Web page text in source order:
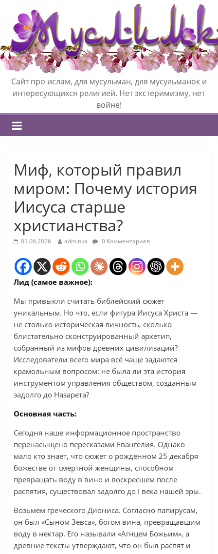
Сайт про ислам, для мусульман, для мусульманок и
интересующихся религией. Нет экстеримизму, нет
войне!
Миф, который правил
миром: Почему история
Иисуса старше
христианства?
03.06.2026 adminka 0 Комментариев
Лид (самое важное):
Мы привыкли считать библейский сюжет
уникальным. Но что, если фигура Иисуса Христа —
не столько историческая личность, сколько
блистательно сконструированный архетип,
собранный из мифов древних цивилизаций?
Исследователи всего мира всё чаще задаются
крамольным вопросом: не была ли эта история
инструментом управления обществом, созданным
задолго до Назарета?
Основная часть:
Сегодня наше информационное пространство
перенасыщено пересказами Евангелия. Однако
мало кто знает, что сюжет о рожденном 25 декабря
божестве от смертной женщины, способном
превращать воду в вино и воскресшем после
распятия, существовал задолго до I века нашей эры.
Возьмем греческого Диониса. Согласно папирусам,
он был «Сыном Зевса», богом вина, превращавшим
воду в нектар. Его называли «Агнцем Божьим», а
древние тексты утверждают, что он был распят и